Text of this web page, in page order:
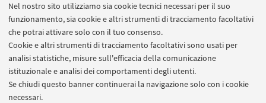
Nel nostro sito utilizziamo sia cookie tecnici necessari per il suo
funzionamento, sia cookie e altri strumenti di tracciamento facoltativi
che potrai attivare solo con il tuo consenso.
Cookie e altri strumenti di tracciamento facoltativi sono usati per
analisi statistiche, misure sull'efficacia della comunicazione
istituzionale e analisi dei comportamenti degli utenti.
Se chiudi questo banner continuerai la navigazione solo con i cookie
necessari.
15 - 15:15 Accoglienza
15:15 - 16Cosa significa studiare al nostro
Dipartimento?Talk moderato dai Delegati
all’orientamento, con la partecipazione di tutor,
studentesse, studenti, laureate e laureati nei
corsi di laurea